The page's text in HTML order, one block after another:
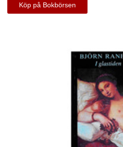
Köp på Bokbörsen